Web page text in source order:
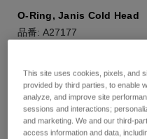
O-Ring, Janis Cold Head
品番: A27177
This site uses cookies, pixels, and
provided by third parties, to enable
analyze, and improve site
sessions and interactions;
and marketing. We and our third-
access information and data,